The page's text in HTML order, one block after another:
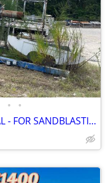
• •
BIG HOPPER - INDUSTRIAL - FOR SANDBLASTING